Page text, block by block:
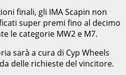
finali, gli IMA Scapin non
super premi fino al decimo
le categorie MW2 e M7.
sarà a cura di Cyp Wheels
delle richieste del vincitore.